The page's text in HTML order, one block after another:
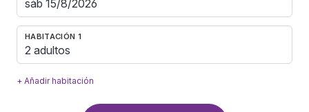
HABITACIÓN 1
2 adultos
+ Añadir habitación